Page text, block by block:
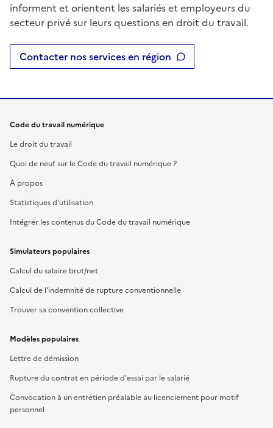
informent et orientent les salariés et employeurs du
secteur privé sur leurs questions en droit du travail.
Contacter nos services en région
Code du travail numérique
Le droit du travail
Quoi de neuf sur le Code du travail numérique ?
À propos
Statistiques d'utilisation
Intégrer les contenus du Code du travail numérique
Simulateurs populaires
Calcul du salaire brut/net
Calcul de l'indemnité de rupture conventionnelle
Trouver sa convention collective
Modèles populaires
Lettre de démission
Rupture du contrat en période d'essai par le salarié
Convocation à un entretien préalable au licenciement pour motif
personnel